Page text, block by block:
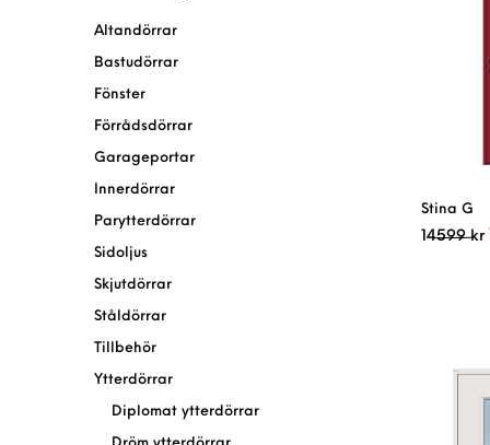
Altandörrar
Bastudörrar
Fönster
Förrådsdörrar
Garageportar
Innerdörrar
Parytterdörrar
Sidoljus
Skjutdörrar
Ståldörrar
Tillbehör
Ytterdörrar
Diplomat ytterdörrar
Stina G
14599kr